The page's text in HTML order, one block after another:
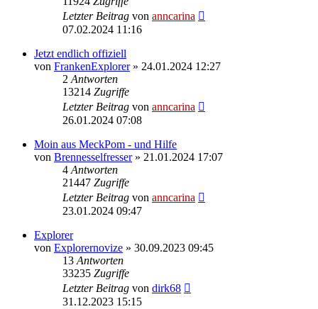
Letzter Beitrag von anncarina
07.02.2024 11:16
Jetzt endlich offiziell
von FrankenExplorer» 24.01.2024 12:27
2 Antworten
13214 Zugriffe
Letzter Beitrag von anncarina
26.01.2024 07:08
Moin aus MeckPom - und Hilfe
von Brennesselfresser» 21.01.2024 17:07
4 Antworten
21447 Zugriffe
Letzter Beitrag von anncarina
23.01.2024 09:47
Explorer
von Explorernovize » 30.09.2023 09:45
13 Antworten
33235 Zugriffe
Letzter Beitrag von dirk68
31.12.2023 15:15